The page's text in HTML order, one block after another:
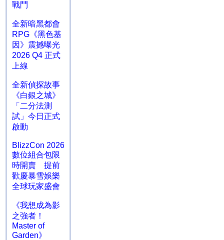
戰鬥
全新暗黑都會
RPG《黑色基
因》震撼曝光
2026 Q4 正式
上線
全新偵探故事
《白銀之城》
「二分法測
試」今日正式
啟動
BlizzCon 2026
數位組合包限
時開賣 提前
歡慶暴雪娛樂
全球玩家盛會
《我想成為影
之強者！
Master of
Garden》